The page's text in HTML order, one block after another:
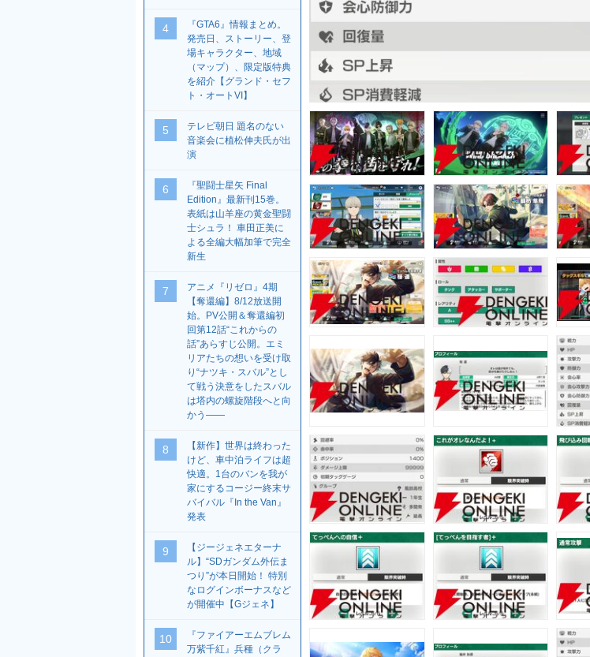
4
『GTA6』情報まとめ。
発売日、ストーリー、登
場キャラクター、地域
（マップ）、限定版特典
を紹介【グランド・セフ
ト・オートVI】
5
テレビ朝日 題名のない
音楽会に植松伸夫氏が出
演
6
『聖闘士星矢 Final
Edition』最新刊15巻。
表紙は山羊座の黄金聖闘
士シュラ！ 車田正美に
よる全編大幅加筆で完全
新生
7
アニメ『リゼロ』4期
【奪還編】8/12放送開
始。PV公開＆奪還編初
回第12話“これからの
話”あらすじ公開。エミ
リアたちの想いを受け取
り“ナツキ・スバル”とし
て戦う決意をしたスバル
は塔内の螺旋階段へと向
かう――
8
【新作】世界は終わった
けど、車中泊ライフは超
快適。1台のバンを我が
家にするコージー終末サ
バイバル『In the Van』
発表
9
【ジージェネエターナ
ル】“SDガンダム外伝ま
つり”が本日開始！ 特別
なログインボーナスなど
が開催中【Gジェネ】
10
『ファイアーエムブレム
万紫千紅』兵種（クラ